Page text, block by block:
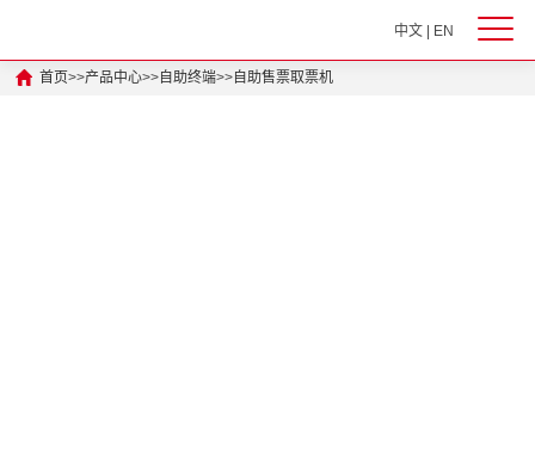
中文| EN
首页>>产品中心>>自助终端>>自助售票取票机